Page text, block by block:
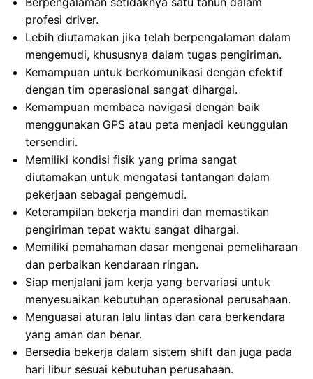
profesi driver.
Lebih diutamakan jika telah berpengalaman dalam
mengemudi, khususnya dalam tugas pengiriman.
Kemampuan untuk berkomunikasi dengan efektif
dengan tim operasional sangat dihargai.
Kemampuan membaca navigasi dengan baik
menggunakan GPS atau peta menjadi keunggulan
tersendiri.
Memiliki kondisi fisik yang prima sangat
diutamakan untuk mengatasi tantangan dalam
pekerjaan sebagai pengemudi.
Keterampilan bekerja mandiri dan memastikan
pengiriman tepat waktu sangat dihargai.
Memiliki pemahaman dasar mengenai pemeliharaan
dan perbaikan kendaraan ringan.
Siap menjalani jam kerja yang bervariasi untuk
menyesuaikan kebutuhan operasional perusahaan.
Menguasai aturan lalu lintas dan cara berkendara
yang aman dan benar.
Bersedia bekerja dalam sistem shift dan juga pada
hari libur sesuai kebutuhan perusahaan.